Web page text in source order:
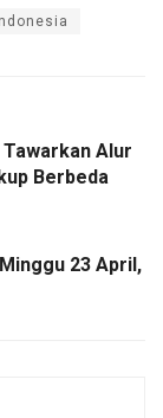
Alur
Berbeda
23 April,